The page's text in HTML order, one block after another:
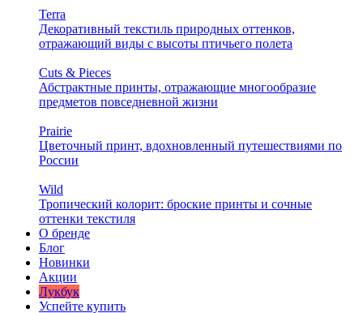
Terra
Декоративный текстиль природных оттенков,
отражающий виды с высоты птичьего полета
Cuts & Pieces
Абстрактные принты, отражающие многообразие
предметов повседневной жизни
Prairie
Цветочный принт, вдохновленный путешествиями по
России
Wild
Тропический колорит: броские принты и сочные
оттенки текстиля
О бренде
Блог
Новинки
Акции
Лукбук
Успейте купить